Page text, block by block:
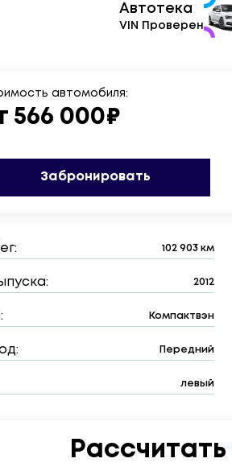
Автотека
VIN Проверен
автомобиля:
566 000₽
Забронировать
102 903 км
2012
Компактвэн
Передний
левый
Рассчитать